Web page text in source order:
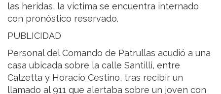
las heridas, la víctima se encuentra internado
con pronóstico reservado.
PUBLICIDAD
Personal del Comando de Patrullas acudió a una
casa ubicada sobre la calle Santilli, entre
Calzetta y Horacio Cestino, tras recibir un
llamado al 911 que alertaba sobre un joven con